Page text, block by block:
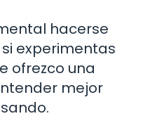
hacerse
experimentas
ofrezco una
mejor